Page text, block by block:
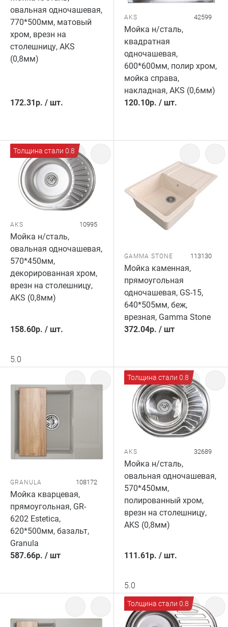
овальная одночашевая,
770*500мм, матовый
хром, врезн на
столешницу, AKS
(0,8мм)
172.31р. / шт.
AKS 42599
Мойка н/сталь,
квадратная
одночашевая,
600*600мм, полир хром,
мойка справа,
накладная, AKS (0,6мм)
120.10р. / шт.
Толщина стали 0.8
AKS 10995
Мойка н/сталь,
овальная одночашевая,
570*450мм,
декорированная хром,
врезн на столешницу,
AKS (0,8мм)
158.60р. / шт.
5.0
GAMMA STONE 113130
Мойка каменная,
прямоугольная
одночашевая, GS-15,
640*505мм, беж,
врезная, Gamma Stone
372.04р. / шт
GRANULA 108172
Мойка кварцевая,
прямоугольная, GR-
6202 Estetica,
620*500мм, базальт,
Granula
587.66р. / шт
Толщина стали 0.8
AKS 32689
Мойка н/сталь,
овальная одночашевая,
570*450мм,
полированный хром,
врезн на столешницу,
AKS (0,8мм)
111.61р. / шт.
5.0
Толщина стали 0.8